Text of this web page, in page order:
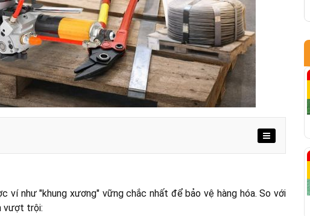
ví như "khung xương" vững chắc nhất để bảo vệ hàng hóa. So với
vượt trội: